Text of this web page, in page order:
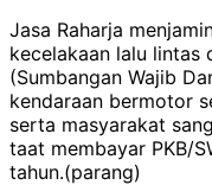
Jasa Raharja
kecelakaan lalu lintas
(Sumbangan Wajib
kendaraan bermotor
serta masyarakat
taat membayar PKB/
tahun.(parang)